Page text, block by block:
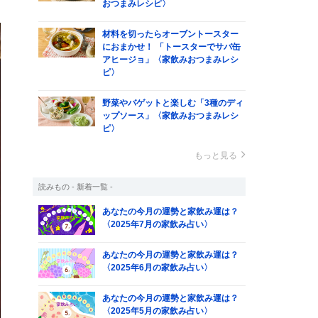
おつまみレシピ〉
材料を切ったらオーブントースター
におまかせ！ 「トースターでサバ缶
アヒージョ」〈家飲みおつまみレシ
ピ〉
野菜やバゲットと楽しむ「3種のディ
ップソース」〈家飲みおつまみレシ
ピ〉
もっと見る
読みもの - 新着一覧 -
あなたの今月の運勢と家飲み運は？
〈2025年7月の家飲み占い〉
あなたの今月の運勢と家飲み運は？
〈2025年6月の家飲み占い〉
あなたの今月の運勢と家飲み運は？
〈2025年5月の家飲み占い〉